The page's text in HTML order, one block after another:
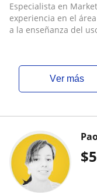
Especialista en
experiencia en el
a la enseñanza del
ver más
$